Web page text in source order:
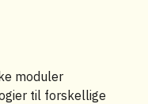
moduler
til forskellige